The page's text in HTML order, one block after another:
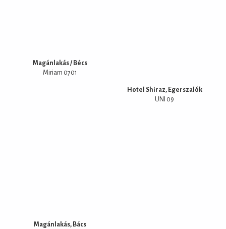
Magánlakás / Bécs
Miriam 0701
Hotel Shiraz, Egerszalók
UNI 09
Magánlakás, Bács